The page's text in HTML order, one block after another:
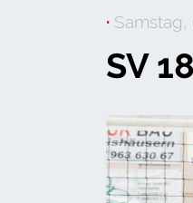
· Samstag,
SV